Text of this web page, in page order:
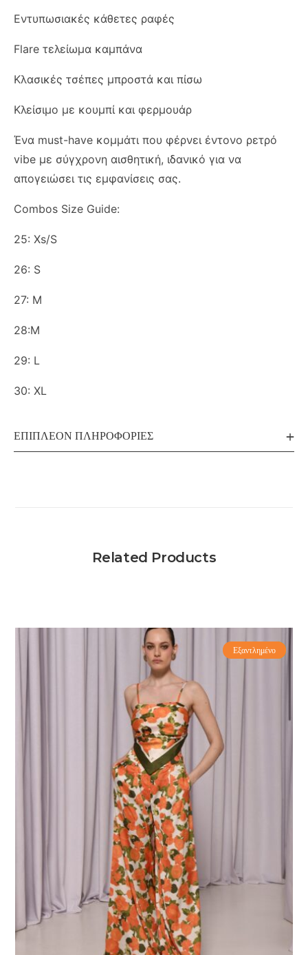
Εντυπωσιακές κάθετες ραφές
Flare τελείωμα καμπάνα
Κλασικές τσέπες μπροστά και πίσω
Κλείσιμο με κουμπί και φερμουάρ
Ένα must-have κομμάτι που φέρνει έντονο ρετρό
vibe με σύγχρονη αισθητική, ιδανικό για να
απογειώσει τις εμφανίσεις σας.
Combos Size Guide:
25: Xs/S
26: S
27: M
28:M
29: L
30: XL
ΕΠΙΠΛΈΟΝ ΠΛΗΡΟΦΟΡΊΕΣ
Related Products
-60%
Εξαντλημένο